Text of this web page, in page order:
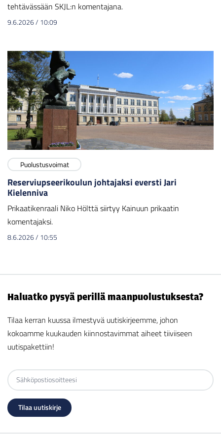
tehtävässään SKJL:n komentajana.
9.6.2026/ 10:09
Puolustusvoimat
Reserviupseerikoulun johtajaksi eversti Jari
Kielenniva
Prikaatikenraali Niko Hölttä siirtyy Kainuun prikaatin
komentajaksi.
8.6.2026/ 10:55
Haluatko pysyä perillä maanpuolustuksesta?
Tilaa kerran kuussa ilmestyvä uutiskirjeemme, johon
kokoamme kuukauden kiinnostavimmat aiheet tiiviiseen
uutispakettiin!